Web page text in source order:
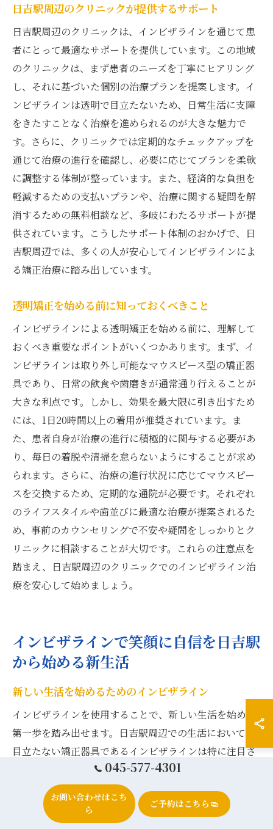
日吉駅周辺のクリニックが提供するサポート
日吉駅周辺のクリニックは、インビザラインを通じて患
者にとって最適なサポートを提供しています。この地域
のクリニックは、まず患者のニーズを丁寧にヒアリング
し、それに基づいた個別の治療プランを提案します。イ
ンビザラインは透明で目立たないため、日常生活に支障
をきたすことなく治療を進められるのが大きな魅力で
す。さらに、クリニックでは定期的なチェックアップを
通じて治療の進行を確認し、必要に応じてプランを柔軟
に調整する体制が整っています。また、経済的な負担を
軽減するための支払いプランや、治療に関する疑問を解
消するための無料相談など、多岐にわたるサポートが提
供されています。こうしたサポート体制のおかげで、日
吉駅周辺では、多くの人が安心してインビザラインによ
る矯正治療に踏み出しています。
透明矯正を始める前に知っておくべきこと
インビザラインによる透明矯正を始める前に、理解して
おくべき重要なポイントがいくつかあります。まず、イ
ンビザラインは取り外し可能なマウスピース型の矯正器
具であり、日常の飲食や歯磨きが通常通り行えることが
大きな利点です。しかし、効果を最大限に引き出すため
には、1日20時間以上の着用が推奨されています。ま
た、患者自身が治療の進行に積極的に関与する必要があ
り、毎日の着脱や清掃を怠らないようにすることが求め
られます。さらに、治療の進行状況に応じてマウスピー
スを交換するため、定期的な通院が必要です。それぞれ
のライフスタイルや歯並びに最適な治療が提案されるた
め、事前のカウンセリングで不安や疑問をしっかりとク
リニックに相談することが大切です。これらの注意点を
踏まえ、日吉駅周辺のクリニックでのインビザライン治
療を安心して始めましょう。
インビザラインで笑顔に自信を日吉駅
から始める新生活
新しい生活を始めるためのインビザライン
インビザラインを使用することで、新しい生活を始める
第一歩を踏み出せます。日吉駅周辺での生活において、
目立たない矯正器具であるインビザラインは特に注目さ
れています。この透明な矯正方法は、通常の矯正器具と
は異なり、日常生活での違和感を最小限に抑え、自然な
笑顔を保ちながら歯列を整えることが可能です。さら
に、取り外しが容易であるため、食事や歯磨きの際にも
045-577-4301
お問い合わせはこち
ら
ご予約はこちら